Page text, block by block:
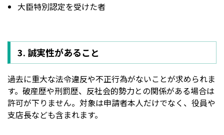
大臣特別認定を受けた者
3. 誠実性があること
過去に重大な法令違反や不正行為がないことが求められま
す。破産歴や刑罰歴、反社会的勢力との関係がある場合は
許可が下りません。対象は申請者本人だけでなく、役員や
支店長なども含まれます。